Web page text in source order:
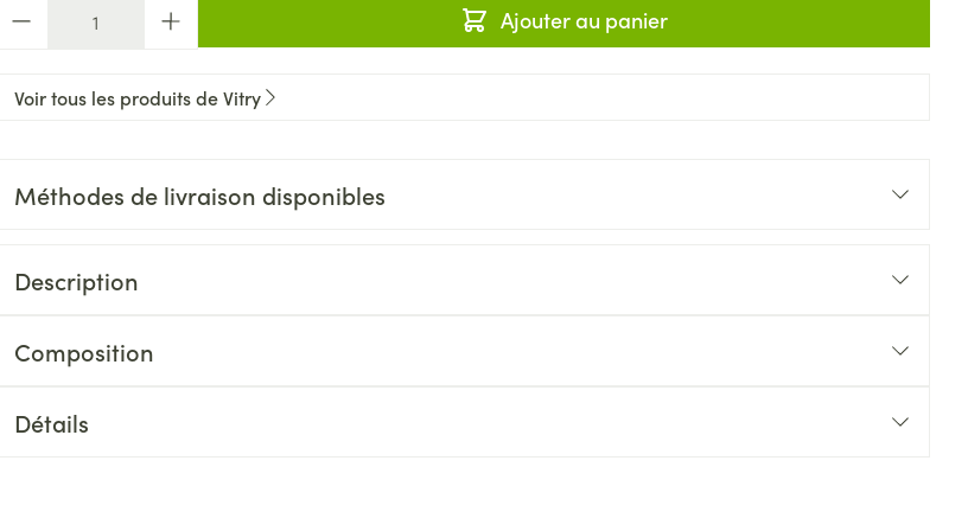
Ajouter au panier
Voir tous les produits de Vitry
Méthodes de livraison disponibles
Description
Composition
Détails